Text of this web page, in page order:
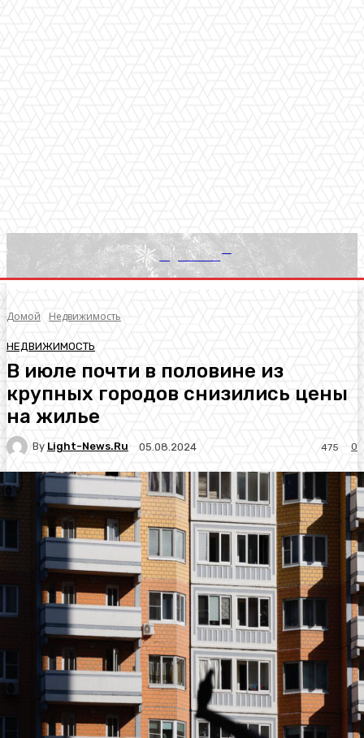
Light News
Домой Недвижимость
НЕДВИЖИМОСТЬ
В июле почти в половине из
крупных городов снизились цены
на жилье
By Light-News.ru 05.08.2024 0
475